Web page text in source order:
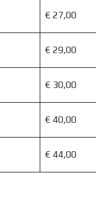
€ 27,00
€ 29,00
€ 30,00
€ 40,00
€ 44,00